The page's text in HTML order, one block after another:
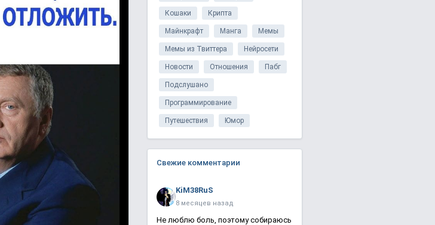
Кошаки Крипта
Майнкрафт Манга Мемы
Мемы из Твиттера Нейросети
Новости Отношения Пабг
Подслушано
Программирование
Путешествия Юмор
Свежие комментарии
KiM38RuS
8 месяцев назад
Не люблю боль, поэтому собираюсь